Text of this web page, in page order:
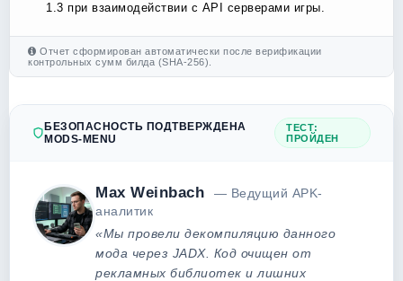
1.3 при взаимодействии с API серверами игры.
Отчет сформирован автоматически после верификации
контрольных сумм билда (SHA-256).
БЕЗОПАСНОСТЬ ПОДТВЕРЖДЕНА
MODS-MENU
ТЕСТ:
ПРОЙДЕН
Max Weinbach
— Ведущий APK-
аналитик
«Мы провели декомпиляцию данного
мода через JADX. Код очищен от
рекламных библиотек и лишних